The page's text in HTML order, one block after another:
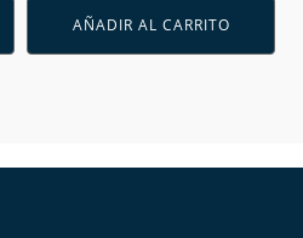
AÑADIR AL CARRITO